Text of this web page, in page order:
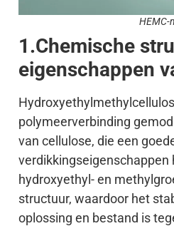
HEMC-
1.Chemische
eigenschappen
polymeerverbinding
van cellulose, die een
verdikkingseigenschappen
hydroxyethyl- en
structuur, waardoor het
oplossing en bestand is